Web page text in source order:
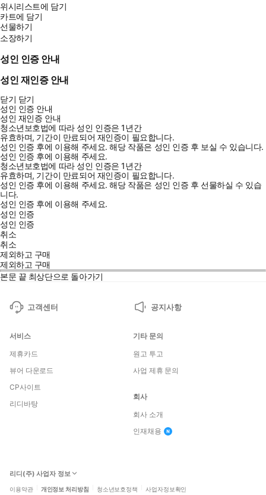
위시리스트에 담기
카트에 담기
선물하기
소장하기
성인 인증 안내
성인 재인증 안내
닫기 닫기
성인 인증 안내
성인 재인증 안내
청소년보호법에 따라 성인 인증은 1년간
유효하며, 기간이 만료되어 재인증이 필요합니다.
성인 인증 후에 이용해 주세요.해당 작품은 성인 인증 후 보실 수 있습니다.
성인 인증 후에 이용해 주세요.
청소년보호법에 따라 성인 인증은 1년간
유효하며, 기간이 만료되어 재인증이 필요합니다.
성인 인증 후에 이용해 주세요.해당 작품은 성인 인증 후 선물하실 수 있습
니다.
성인 인증 후에 이용해 주세요.
성인 인증
성인 인증
취소
취소
제외하고 구매
제외하고 구매
본문 끝 최상단으로 돌아가기
고객센터 공지사항
서비스
제휴카드
뷰어 다운로드
CP사이트
리디바탕
기타 문의
원고 투고
사업 제휴 문의
회사
회사 소개
인재채용
리디(주) 사업자 정보
이용약관 개인정보 처리방침 청소년보호정책 사업자정보확인